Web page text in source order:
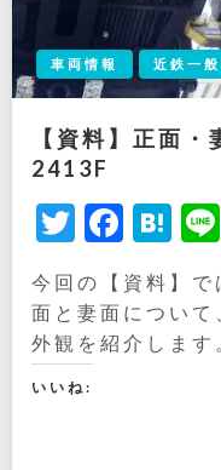
車両情報 近鉄一般
【資料】正面
2413F
Twitter
今回の【資料】
面と妻面につい
外観を紹介します
いいね: